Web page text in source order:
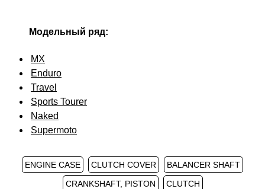
Модельный ряд:
MX
Enduro
Travel
Sports Tourer
Naked
Supermoto
ENGINE CASE CLUTCH COVER
BALANCER SHAFT
CRANKSHAFT, PISTON
CLUTCH